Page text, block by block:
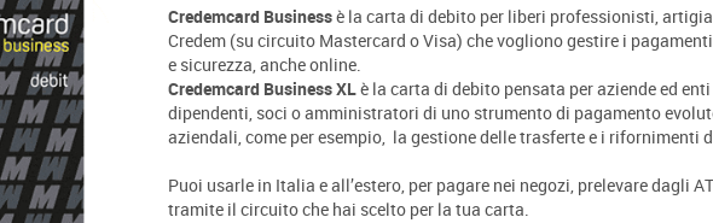
Credemcard Businessè la carta di debito per liberi professionisti,
Credem (su circuito Mastercard o Visa) che vogliono gestire i
e sicurezza, anche online.
Credemcard Business XLè la carta di debito pensata per aziende ed
dipendenti, soci o amministratori di uno strumento di pagamento
aziendali, come per esempio, la gestione delle trasferte e i rifornimenti
Puoi usarle in Italia e all’estero, per pagare nei negozi, prelevare dagli
tramite il circuito che hai scelto per la tua carta.